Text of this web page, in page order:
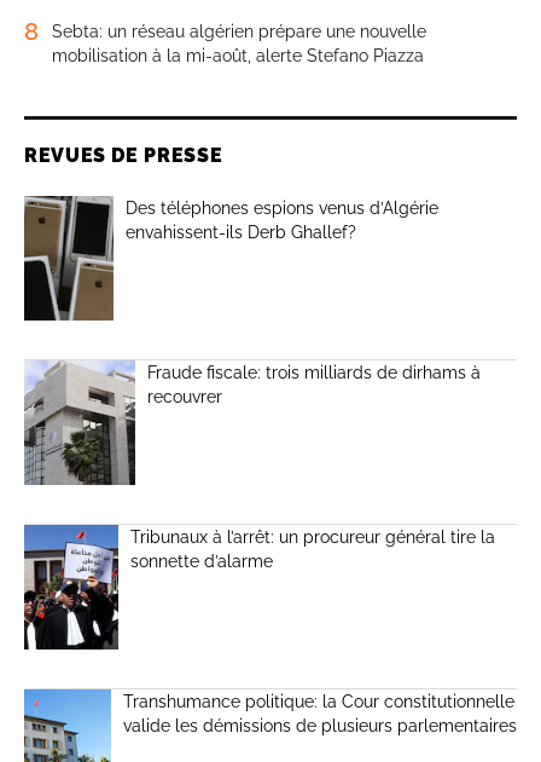
8
Sebta: un réseau algérien prépare une nouvelle
mobilisation à la mi-août, alerte Stefano Piazza
REVUES DE PRESSE
Des téléphones espions venus d’Algérie
envahissent-ils Derb Ghallef?
Fraude fiscale: trois milliards de dirhams à
recouvrer
Tribunaux à l’arrêt: un procureur général tire la
sonnette d’alarme
Transhumance politique: la Cour constitutionnelle
valide les démissions de plusieurs parlementaires